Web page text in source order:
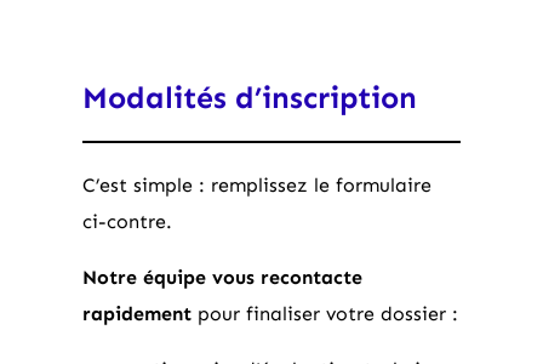
Modalités d’inscription
C’est simple : remplissez le formulaire
ci-contre.
Notre équipe vous recontacte
rapidement pour finaliser votre dossier :